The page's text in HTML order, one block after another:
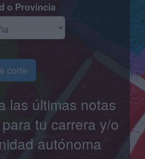
o Provincia
corte
las últimas notas
tu carrera y/o
autónoma